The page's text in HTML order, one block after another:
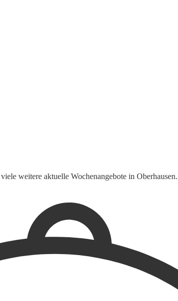
weitere aktuelle Wochenangebote in Oberhausen.